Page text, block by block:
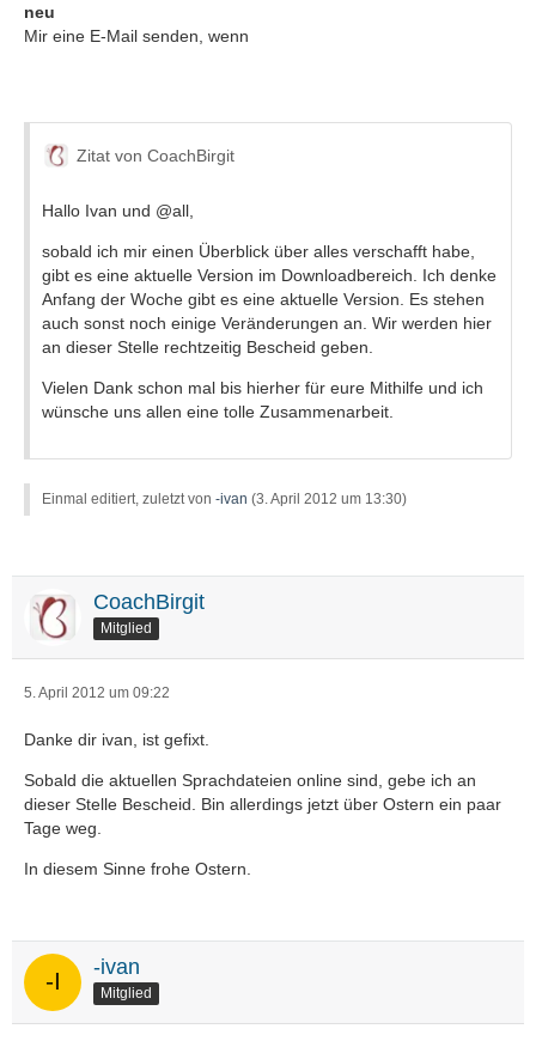
neu
Mir eine E-Mail senden, wenn
Zitat von CoachBirgit
Hallo Ivan und @all,
sobald ich mir einen Überblick über alles verschafft habe,
gibt es eine aktuelle Version im Downloadbereich. Ich denke
Anfang der Woche gibt es eine aktuelle Version. Es stehen
auch sonst noch einige Veränderungen an. Wir werden hier
an dieser Stelle rechtzeitig Bescheid geben.
Vielen Dank schon mal bis hierher für eure Mithilfe und ich
wünsche uns allen eine tolle Zusammenarbeit.
Einmal editiert, zuletzt von -ivan (3. April 2012 um 13:30)
CoachBirgit
Mitglied
5. April 2012 um 09:22
Danke dir ivan, ist gefixt.
Sobald die aktuellen Sprachdateien online sind, gebe ich an
dieser Stelle Bescheid. Bin allerdings jetzt über Ostern ein paar
Tage weg.
In diesem Sinne frohe Ostern.
-ivan
Mitglied